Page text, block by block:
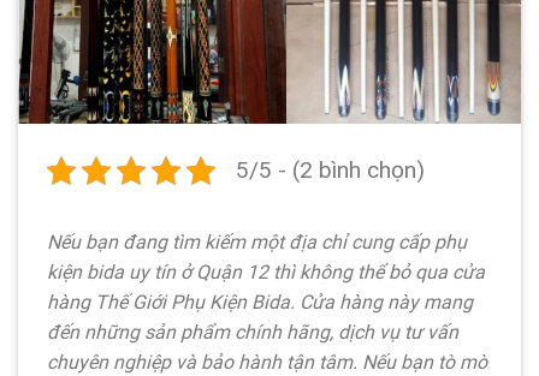
5/5 - (2 bình chọn)
Nếu bạn đang tìm kiếm một địa chỉ cung cấp phụ
kiện bida uy tín ở Quận 12 thì không thể bỏ qua cửa
hàng Thế Giới Phụ Kiện Bida. Cửa hàng này mang
đến những sản phẩm chính hãng, dịch vụ tư vấn
chuyên nghiệp và bảo hành tận tâm. Nếu bạn tò mò